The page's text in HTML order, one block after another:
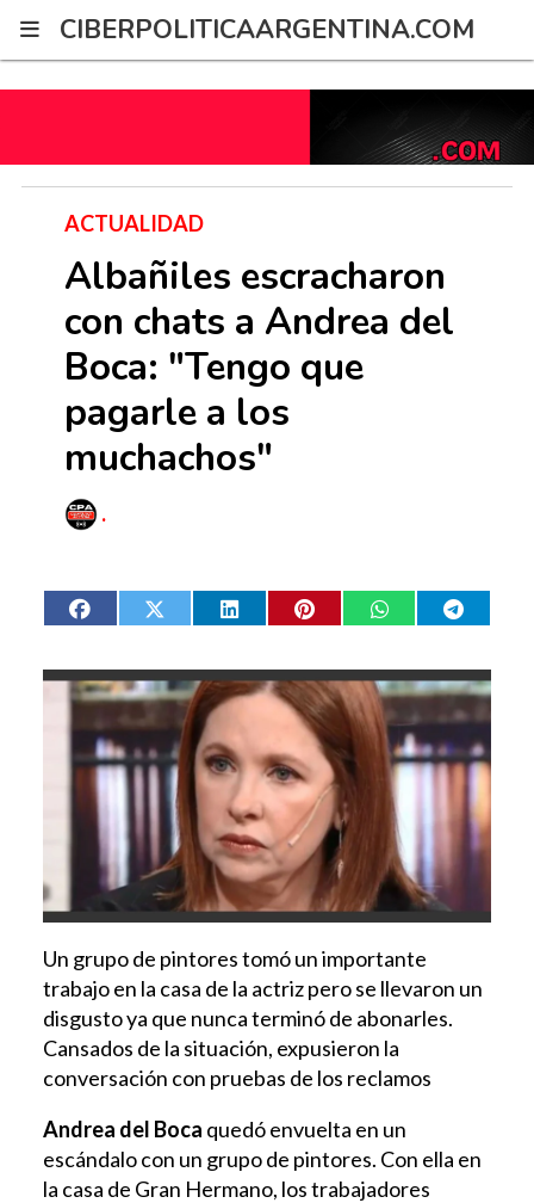
G-2XWRPNYZ21
CIBERPOLITICAARGENTINA.COM
Albañiles escracharon
con chats a Andrea del
Boca: "Tengo que
pagarle a los
muchachos"
ACTUALIDAD
.
Un grupo de pintores tomó un importante
trabajo en la casa de la actriz pero se llevaron un
disgusto ya que nunca terminó de abonarles.
Cansados de la situación, expusieron la
conversación con pruebas de los reclamos
Andrea del Boca quedó envuelta en un
escándalo con un grupo de pintores. Con ella en
la casa de Gran Hermano, los trabajadores